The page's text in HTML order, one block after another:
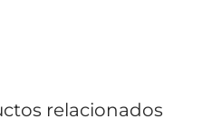
relacionados